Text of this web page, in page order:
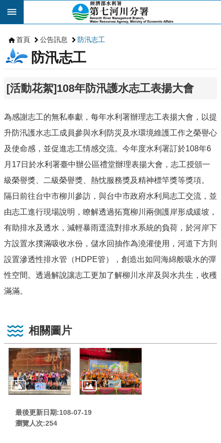
跳到主要內容區塊
首頁 公告訊息 防汛志工
防汛志工
[活動花絮]108年防汛護水志工表揚大會
為感謝志工的無私奉獻，每年水利署辦理志工表揚大會，以提
升防汛護水志工成員參與水利防災及水環境維護工作之榮譽心
及使命感，並促進志工情感交流。今年度水利署訂於108年6
月 17 日於水利署臺中辦公區禮堂辦理表揚大會，志工授頒一
級榮譽獎、二級榮譽獎、熱忱服務獎及精神標竿獎等獎項。
隔日前往台中市柳川參訪，與台中市政府水利局志工交流，並
由志工進行現場說明，瞭解透過拓寬柳川兩側護岸形成緩坡，
有助排水及透水，減輕暴雨逕流對排水系統的負荷，於河岸下
方設置水撲滿吸收水份，儲水回抽作為澆灌使用，河道下方則
設置滲透性排水管（ HDPE管），創造出如同海綿般吸水的彈
性空間。透過解說讓志工更加了解柳川水岸及與水共生，收穫
滿滿。
相關圖片
最後更新日期:108-07-19
瀏覽人次:254